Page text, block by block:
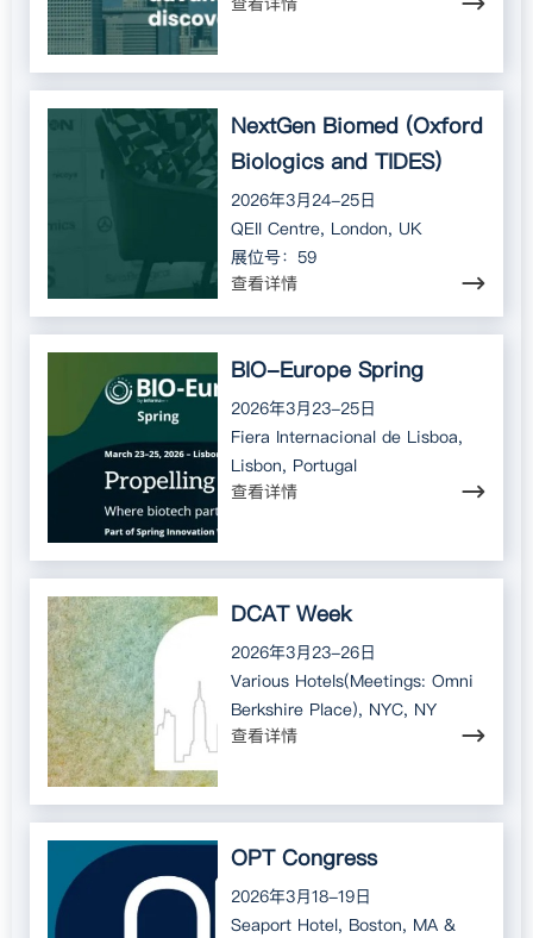
NextGen Biomed (Oxford
Biologics and TIDES)
2026年3月24-25日
QEII Centre, London, UK
展位号：59
查看详情
BIO-Europe Spring
2026年3月23-25日
Fiera Internacional de Lisboa,
Lisbon, Portugal
查看详情
DCAT Week
2026年3月23-26日
Various Hotels(Meetings: Omni
Berkshire Place), NYC, NY
查看详情
OPT Congress
2026年3月18-19日
Seaport Hotel, Boston, MA &